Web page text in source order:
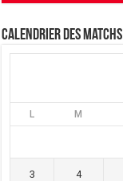
Calendrier des matchs
L M
3 4